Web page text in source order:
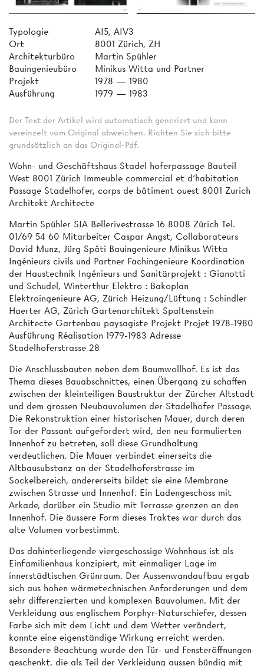
Typologie
AI5, AIV3
Ort
8001 Zürich, ZH
Architekturbüro
Martin Spühler
Bauingenieubüro
Minikus Witta und Partner
Projekt
1978 — 1980
Ausführung
1979 — 1983
Der Text der Artikel wird automatisch generiert und kann
vereinzelt vom Original abweichen. Richten Sie sich bitte
grundsätzlich an das Original-Pdf.
Wohn- und Geschäftshaus Stadel hoferpassage Bauteil
West 8001 Zürich Immeuble commercial et d'habitation
Passage Stadelhofer, corps de bâtiment ouest 8001 Zurich
Architekt Architecte
Martin Spühler SIA Bellerivestrasse 16 8008 Zürich Tel.
01/69 54 60 Mitarbeiter Caspar Angst, Collaborateurs
David Munz, Jürg Spâti Bauingenieure Minikus Witta
Ingénieurs civils und Partner Fachingenieure Koordination
der Haustechnik Ingénieurs und Sanitärprojekt : Gianotti
und Schudel, Winterthur Elektro : Bakoplan
Elektroingenieure AG, Zürich Heizung/Lüftung : Schindler
Haerter AG, Zürich Gartenarchitekt Spaltenstein
Architecte Gartenbau paysagiste Projekt Projet 1978-1980
Ausführung Réalisation 1979-1983 Adresse
Stadelhoferstrasse 28
Die Anschlussbauten neben dem Baumwollhof. Es ist das
Thema dieses Bauabschnittes, einen Übergang zu schaffen
zwischen der kleinteiligen Baustruktur der Zürcher Altstadt
und dem grossen Neubauvolumen der Stadelhofer Passage.
Die Rekonstruktion einer historischen Mauer, durch deren
Tor der Passant aufgefordert wird, den neu formulierten
Innenhof zu betreten, soll diese Grundhaltung
verdeutlichen. Die Mauer verbindet einerseits die
Altbausubstanz an der Stadelhoferstrasse im
Sockelbereich, andererseits bildet sie eine Membrane
zwischen Strasse und Innenhof. Ein Ladengeschoss mit
Arkade, darüber ein Studio mit Terrasse grenzen an den
Innenhof. Die äussere Form dieses Traktes war durch das
alte Volumen vorbestimmt.
Das dahinterliegende viergeschossige Wohnhaus ist als
Einfamilienhaus konzipiert, mit einmaliger Lage im
innerstädtischen Grünraum. Der Aussenwandaufbau ergab
sich aus hohen wärmetechnischen Anforderungen und dem
sehr differenzierten und komplexen Bauvolumen. Mit der
Verkleidung aus englischem Porphyr-Naturschiefer, dessen
Farbe sich mit dem Licht und dem Wetter verändert,
konnte eine eigenständige Wirkung erreicht werden.
Besondere Beachtung wurde den Tür- und Fensteröffnungen
geschenkt, die als Teil der Verkleidung aussen bündig mit